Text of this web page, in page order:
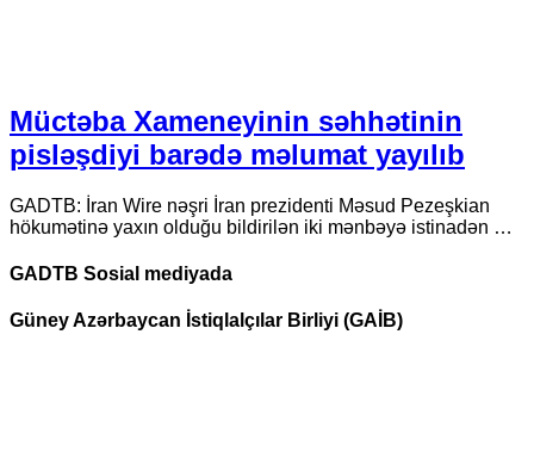
Müctəba Xameneyinin səhhətinin
pisləşdiyi barədə məlumat yayılıb
GADTB: İran Wire nəşri İran prezidenti Məsud Pezeşkian
hökumətinə yaxın olduğu bildirilən iki mənbəyə istinadən …
GADTB Sosial mediyada
Güney Azərbaycan İstiqlalçılar Birliyi (GAİB)